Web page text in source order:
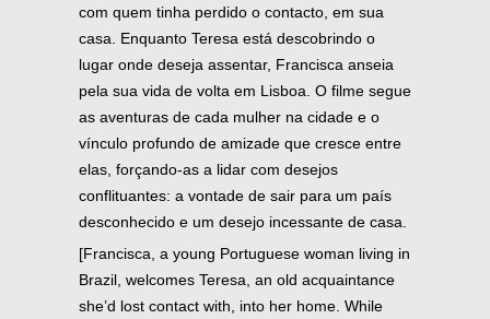
com quem tinha perdido o contacto, em sua
casa. Enquanto Teresa está descobrindo o
lugar onde deseja assentar, Francisca anseia
pela sua vida de volta em Lisboa. O filme segue
as aventuras de cada mulher na cidade e o
vínculo profundo de amizade que cresce entre
elas, forçando-as a lidar com desejos
conflituantes: a vontade de sair para um país
desconhecido e um desejo incessante de casa.
[Francisca, a young Portuguese woman living in
Brazil, welcomes Teresa, an old acquaintance
she’d lost contact with, into her home. While